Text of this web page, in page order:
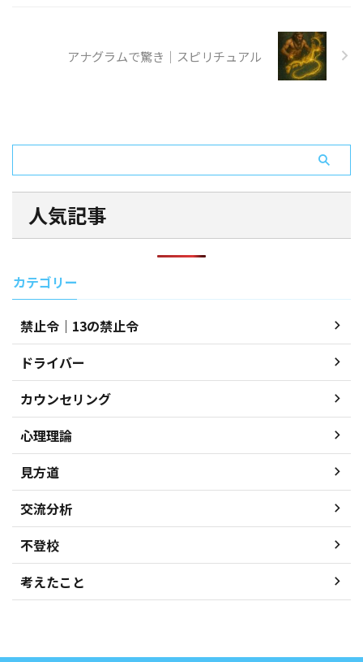
アナグラムで驚き｜スピリチュアル
人気記事
カテゴリー
禁止令｜13の禁止令
ドライバー
カウンセリング
心理理論
見方道
交流分析
不登校
考えたこと